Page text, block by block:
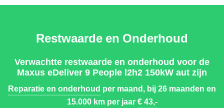
Restwaarde en Onderhoud
Verwachtte restwaarde en onderhoud voor de
Maxus eDeliver 9 People l2h2 150kW aut zijn
Reparatie en onderhoud per maand, bij 26 maanden en
15.000 km per jaar€ 43,-